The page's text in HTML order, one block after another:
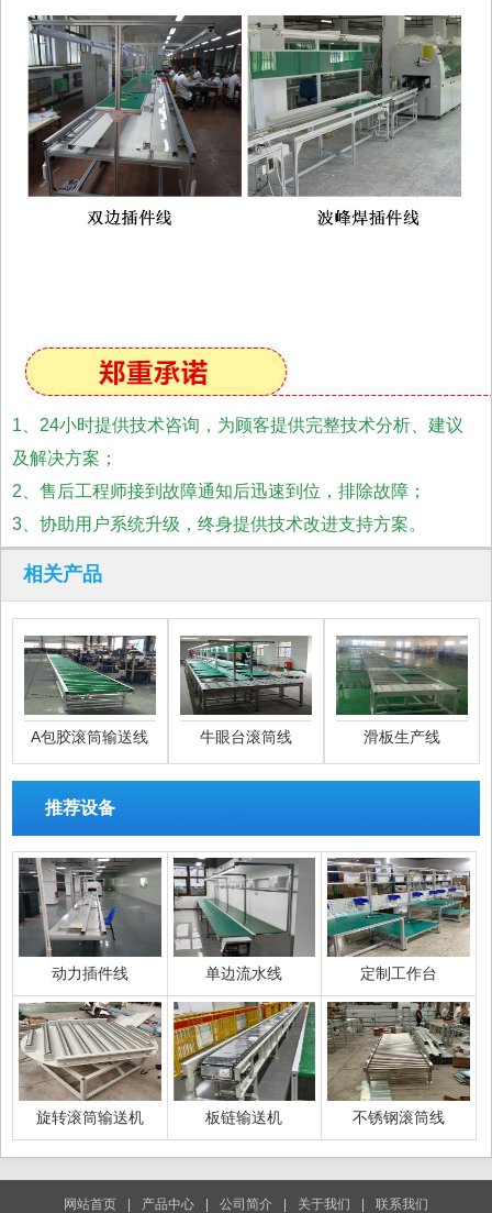
1、24小时提供技术咨询，为顾客提供完整技术分析、建议
及解决方案；
2、售后工程师接到故障通知后迅速到位，排除故障；
3、协助用户系统升级，终身提供技术改进支持方案。
相关产品
A包胶滚筒输送线 牛眼台滚筒线 滑板生产线
推荐设备
动力插件线 单边流水线 定制工作台
旋转滚筒输送机 板链输送机 不锈钢滚筒线
网站首页 产品中心 公司简介 关于我们 联系我们